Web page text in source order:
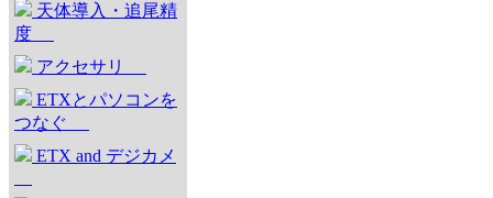
天体導入・追尾精
度
アクセサリ
ETXとパソコンを
つなぐ
ETX and デジカメ